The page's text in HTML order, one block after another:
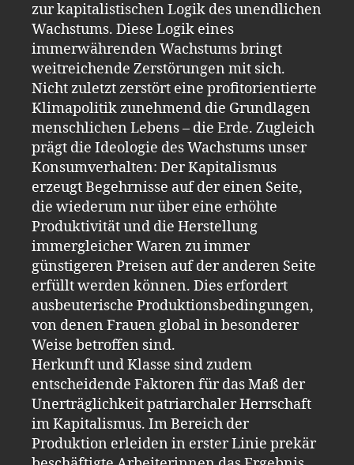
zur kapitalistischen Logik des unendlichen
Wachstums. Diese Logik eines
immerwährenden Wachstums bringt
weitreichende Zerstörungen mit sich.
Nicht zuletzt zerstört eine profitorientierte
Klimapolitik zunehmend die Grundlagen
menschlichen Lebens – die Erde. Zugleich
prägt die Ideologie des Wachstums unser
Konsumverhalten: Der Kapitalismus
erzeugt Begehrnisse auf der einen Seite,
die wiederum nur über eine erhöhte
Produktivität und die Herstellung
immergleicher Waren zu immer
günstigeren Preisen auf der anderen Seite
erfüllt werden können. Dies erfordert
ausbeuterische Produktionsbedingungen,
von denen Frauen global in besonderer
Weise betroffen sind.
Herkunft und Klasse sind zudem
entscheidende Faktoren für das Maß der
Unerträglichkeit patriarchaler Herrschaft
im Kapitalismus. Im Bereich der
Produktion erleiden in erster Linie prekär